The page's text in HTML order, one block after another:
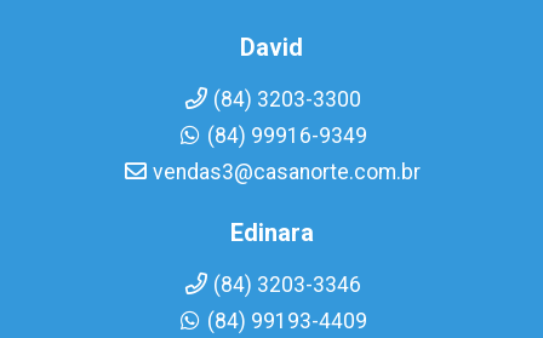
David
(84) 3203-3300
(84) 99916-9349
vendas3@casanorte.com.br
Edinara
(84) 3203-3346
(84) 99193-4409